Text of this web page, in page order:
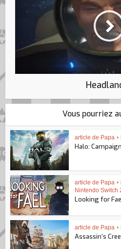
Vous pourriez
article de Papa •
Halo:
article de Papa •
Nintendo Switch
Looking for
article de Papa •
Assassin’s